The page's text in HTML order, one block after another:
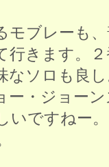
ブレーも
行きます。
なソロも良
・ジョー
いですねー